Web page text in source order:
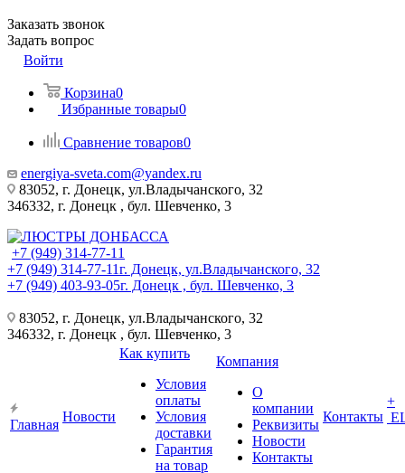
Заказать звонок
Задать вопрос
Войти
Корзина0
Избранные товары0
Сравнение товаров0
energiya-sveta.com@yandex.ru
83052, г. Донецк, ул.Владычанского, 32
346332, г. Донецк , бул. Шевченко, 3
+7 (949) 314-77-11
+7 (949) 314-77-11г. Донецк, ул.Владычанского, 32
+7 (949) 403-93-05г. Донецк , бул. Шевченко, 3
83052, г. Донецк, ул.Владычанского, 32
346332, г. Донецк , бул. Шевченко, 3
Главная
Новости
Как купить
Условия
оплаты
Условия
доставки
Гарантия
на товар
Компания
О
компании
Реквизиты
Новости
Контакты
Контакты
+